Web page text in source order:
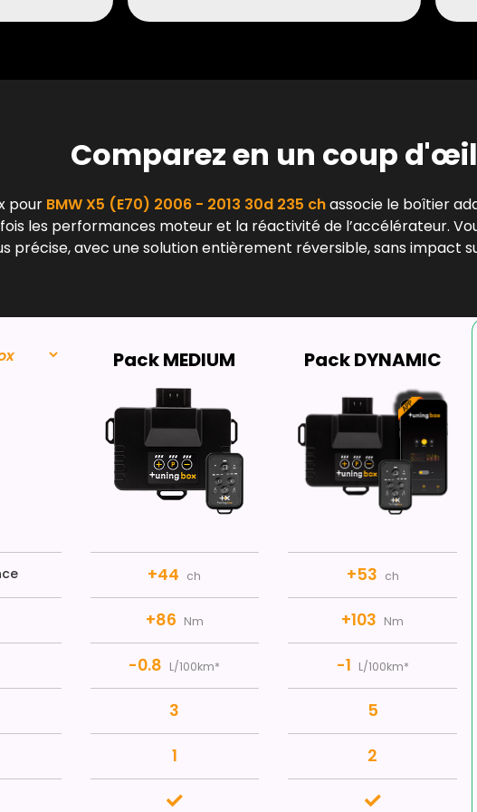
Comparez en un coup d'œil
pour BMW X5 (E70) 2006 - 2013 30d 235 chassocie le boîtier
les performances moteur et la réactivité de l’accélérateur.
précise, avec une solution entièrement réversible, sans impact
Pack MEDIUM Pack DYNAMIC
+44 ch +53 ch
+86 Nm +103 Nm
-0.8 L/100km* -1 L/100km*
3 5
1 2